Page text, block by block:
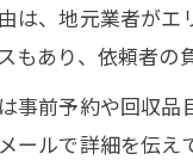
は、地元業者が
もあり、依頼者の
事前予約や回収
ールで詳細を伝